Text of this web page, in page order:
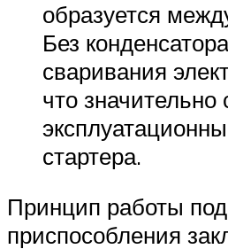
образуется
Без
сваривания
что значительно
стартера.
Принцип работы
приспособления